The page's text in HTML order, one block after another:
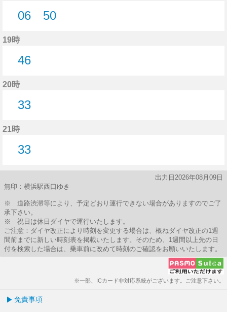
06
50
19時
46
20時
33
21時
33
出力日2026年08月09日
無印：横浜駅西口ゆき
※ 道路渋滞等により、予定どおり運行できない場合がありますのでご了
承下さい。
※ 祝日は休日ダイヤで運行いたします。
ご注意：ダイヤ改正により時刻を変更する場合は、概ねダイヤ改正の1週
間前までに新しい時刻表を掲載いたします。そのため、1週間以上先の日
付を検索した場合は、乗車前に改めて時刻のご確認をお願いいたします。
※一部、ICカード非対応系統がございます。ご注意下さい。
免責事項